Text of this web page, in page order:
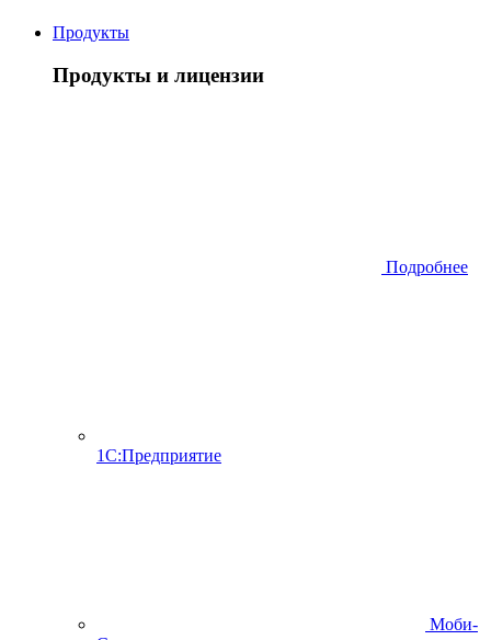
Продукты
Продукты и лицензии
Подробнее
1С:Предприятие
Моби-